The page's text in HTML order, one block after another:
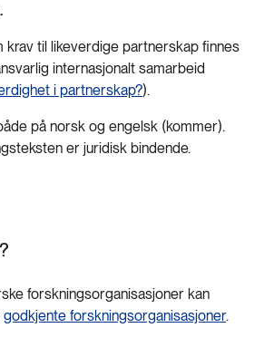
krav til likeverdige partnerskap finnes
internasjonalt samarbeid
i partnerskap?).
på norsk og engelsk (kommer).
er juridisk bindende.
forskningsorganisasjoner kan
godkjente forskningsorganisasjoner.